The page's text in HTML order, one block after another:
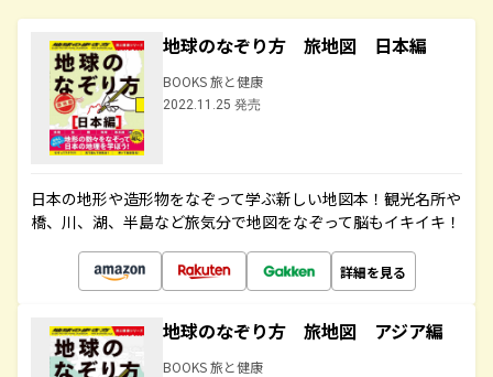
地球のなぞり方 旅地図 日本編
BOOKS 旅と健康
2022.11.25 発売
日本の地形や造形物をなぞって学ぶ新しい地図本！観光名所や
橋、川、湖、半島など旅気分で地図をなぞって脳もイキイキ！
詳細を見る
地球のなぞり方 旅地図 アジア編
BOOKS 旅と健康